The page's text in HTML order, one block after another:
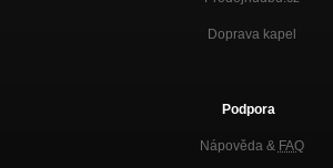
Doprava kapel
Podpora
Nápověda & FAQ